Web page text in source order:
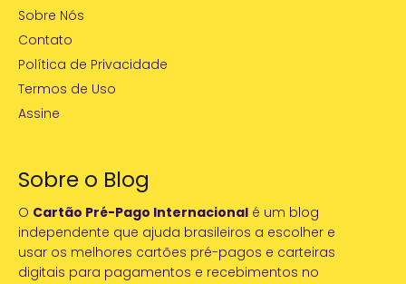
Sobre Nós
Contato
Política de Privacidade
Termos de Uso
Assine
Sobre o Blog
O Cartão Pré-Pago Internacional é um blog
independente que ajuda brasileiros a escolher e
usar os melhores cartões pré-pagos e carteiras
digitais para pagamentos e recebimentos no